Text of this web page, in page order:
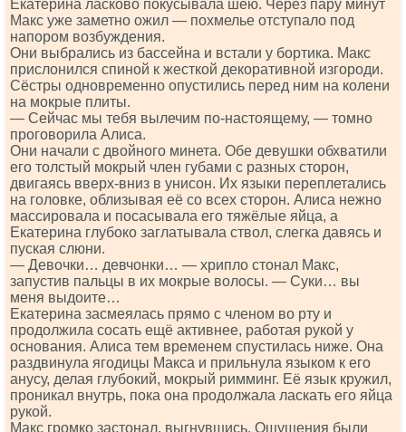
Екатерина ласково покусывала шею. Через пару минут
Макс уже заметно ожил — похмелье отступало под
напором возбуждения.
Они выбрались из бассейна и встали у бортика. Макс
прислонился спиной к жесткой декоративной изгороди.
Сёстры одновременно опустились перед ним на колени
на мокрые плиты.
— Сейчас мы тебя вылечим по-настоящему, — томно
проговорила Алиса.
Они начали с двойного минета. Обе девушки обхватили
его толстый мокрый член губами с разных сторон,
двигаясь вверх-вниз в унисон. Их языки переплетались
на головке, облизывая её со всех сторон. Алиса нежно
массировала и посасывала его тяжёлые яйца, а
Екатерина глубоко заглатывала ствол, слегка давясь и
пуская слюни.
— Девочки… девчонки… — хрипло стонал Макс,
запустив пальцы в их мокрые волосы. — Суки… вы
меня выдоите…
Екатерина засмеялась прямо с членом во рту и
продолжила сосать ещё активнее, работая рукой у
основания. Алиса тем временем спустилась ниже. Она
раздвинула ягодицы Макса и прильнула языком к его
анусу, делая глубокий, мокрый римминг. Её язык кружил,
проникал внутрь, пока она продолжала ласкать его яйца
рукой.
Макс громко застонал, выгнувшись. Ощущения были